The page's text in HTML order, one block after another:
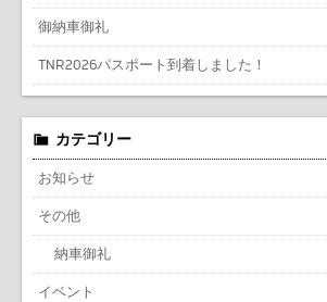
御納車御礼
TNR2026パスポート到着しました！
カテゴリー
お知らせ
その他
納車御礼
イベント